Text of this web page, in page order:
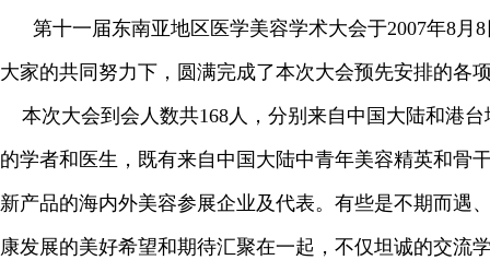
第十一届东南亚地区医学美容学术大会于2007年8月8
大家的共同努力下，圆满完成了本次大会预先安排的各
本次大会到会人数共168人，分别来自中国大陆和港
的学者和医生，既有来自中国大陆中青年美容精英和骨
新产品的海内外美容参展企业及代表。有些是不期而遇
康发展的美好希望和期待汇聚在一起，不仅坦诚的交